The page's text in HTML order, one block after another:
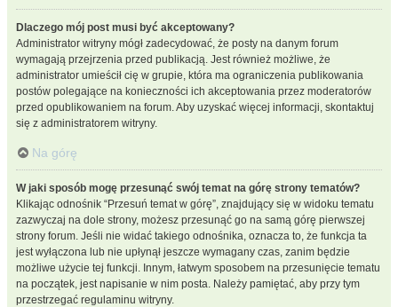
Dlaczego mój post musi być akceptowany?
Administrator witryny mógł zadecydować, że posty na danym forum
wymagają przejrzenia przed publikacją. Jest również możliwe, że
administrator umieścił cię w grupie, która ma ograniczenia publikowania
postów polegające na konieczności ich akceptowania przez moderatorów
przed opublikowaniem na forum. Aby uzyskać więcej informacji, skontaktuj
się z administratorem witryny.
Na górę
W jaki sposób mogę przesunąć swój temat na górę strony tematów?
Klikając odnośnik “Przesuń temat w górę”, znajdujący się w widoku tematu
zazwyczaj na dole strony, możesz przesunąć go na samą górę pierwszej
strony forum. Jeśli nie widać takiego odnośnika, oznacza to, że funkcja ta
jest wyłączona lub nie upłynął jeszcze wymagany czas, zanim będzie
możliwe użycie tej funkcji. Innym, łatwym sposobem na przesunięcie tematu
na początek, jest napisanie w nim posta. Należy pamiętać, aby przy tym
przestrzegać regulaminu witryny.